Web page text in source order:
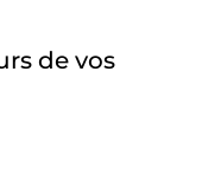
de vos